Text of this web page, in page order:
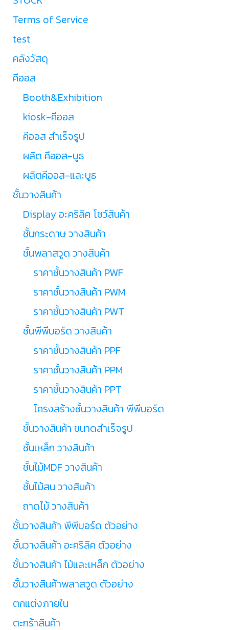
Terms of Service
test
คลังวัสดุ
คีออส
Booth&Exhibition
kiosk-คีออส
คีออส สำเร็จรูป
ผลิต คีออส-บูธ
ผลิตคีออส-และบูธ
ชั้นวางสินค้า
Display อะคริลิค โชว์สินค้า
ชั้นกระดาษ วางสินค้า
ชั้นพลาสวูด วางสินค้า
ราคาชั้นวางสินค้า PWF
ราคาชั้นวางสินค้า PWM
ราคาชั้นวางสินค้า PWT
ชั้นพีพีบอร์ด วางสินค้า
ราคาชั้นวางสินค้า PPF
ราคาชั้นวางสินค้า PPM
ราคาชั้นวางสินค้า PPT
โครงสร้างชั้นวางสินค้า พีพีบอร์ด
ชั้นวางสินค้า ขนาดสำเร็จรูป
ชั้นเหล็ก วางสินค้า
ชั้นไม้MDF วางสินค้า
ชั้นไม้สน วางสินค้า
ถาดไม้ วางสินค้า
ชั้นวางสินค้า พีพีบอร์ด ตัวอย่าง
ชั้นวางสินค้า อะคริลิค ตัวอย่าง
ชั้นวางสินค้า ไม้และเหล็ก ตัวอย่าง
ชั้นวางสินค้าพลาสวูด ตัวอย่าง
ตกแต่งภายใน
ตะกร้าสินค้า